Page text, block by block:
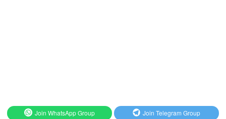
Join WhatsApp Group Join Telegram Group